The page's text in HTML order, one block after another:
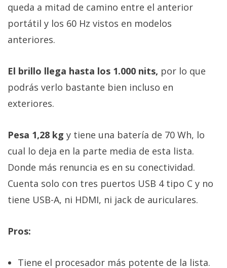
queda a mitad de camino entre el anterior
portátil y los 60 Hz vistos en modelos
anteriores.
El brillo llega hasta los 1.000 nits, por lo que
podrás verlo bastante bien incluso en
exteriores.
Pesa 1,28 kg y tiene una batería de 70 Wh, lo
cual lo deja en la parte media de esta lista.
Donde más renuncia es en su conectividad.
Cuenta solo con tres puertos USB 4 tipo C y no
tiene USB-A, ni HDMI, ni jack de auriculares.
Pros:
Tiene el procesador más potente de la lista.